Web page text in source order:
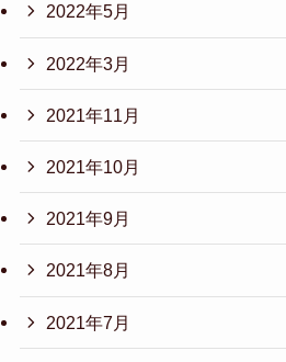
2022年5月
2022年3月
2021年11月
2021年10月
2021年9月
2021年8月
2021年7月